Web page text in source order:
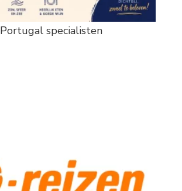
Portugal specialisten